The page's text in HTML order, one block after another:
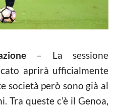
– La sessione
aprirà ufficialmente
società però sono già al
Tra queste c’è il Genoa,